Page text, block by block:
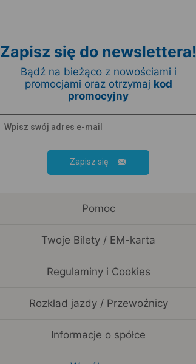
Zapisz się do newslettera!
Bądź na bieżąco z nowościami i
promocjami oraz otrzymaj kod
promocyjny
Zapisz się
Pomoc
Twoje Bilety / EM-karta
Regulaminy i Cookies
Rozkład jazdy / Przewoźnicy
Informacje o spółce